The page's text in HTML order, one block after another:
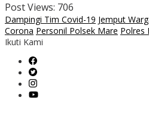
Post Views: 706
Dampingi Tim Covid-19 Jemput
Corona Personil Polsek Mare Polres
Ikuti Kami